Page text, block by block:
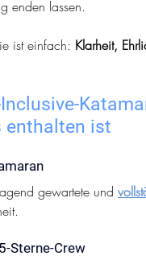
enden lassen.
ist einfach: Klarheit,
enthalten ist
gewartete und
Sterne-Crew